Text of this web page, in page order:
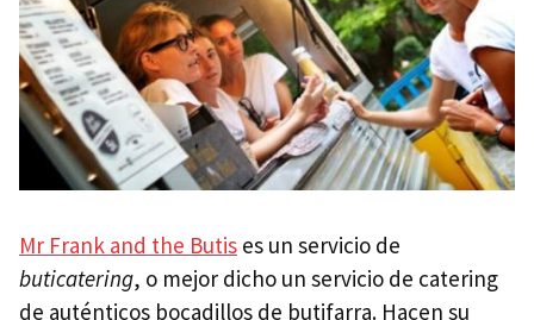
Mr Frank and the Butis es un servicio de
buticatering, o mejor dicho un servicio de catering
de auténticos bocadillos de butifarra. Hacen su